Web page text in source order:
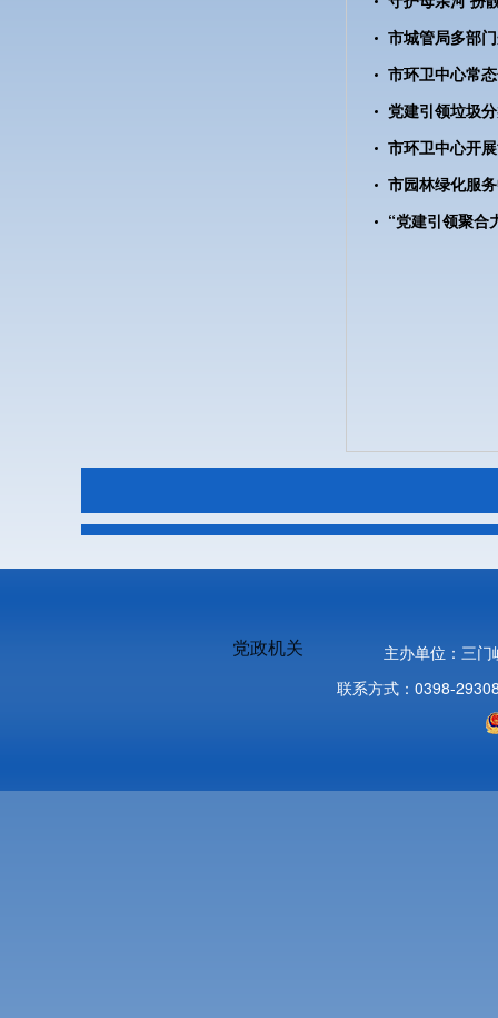
市城管局多部
市环卫中心开
党政机关
主办单位：三
联系方式：0398-